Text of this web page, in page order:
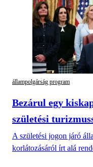
állampolgárság program
Bezárul egy
születési
A születési jogon járó
korlátozásáról írt alá